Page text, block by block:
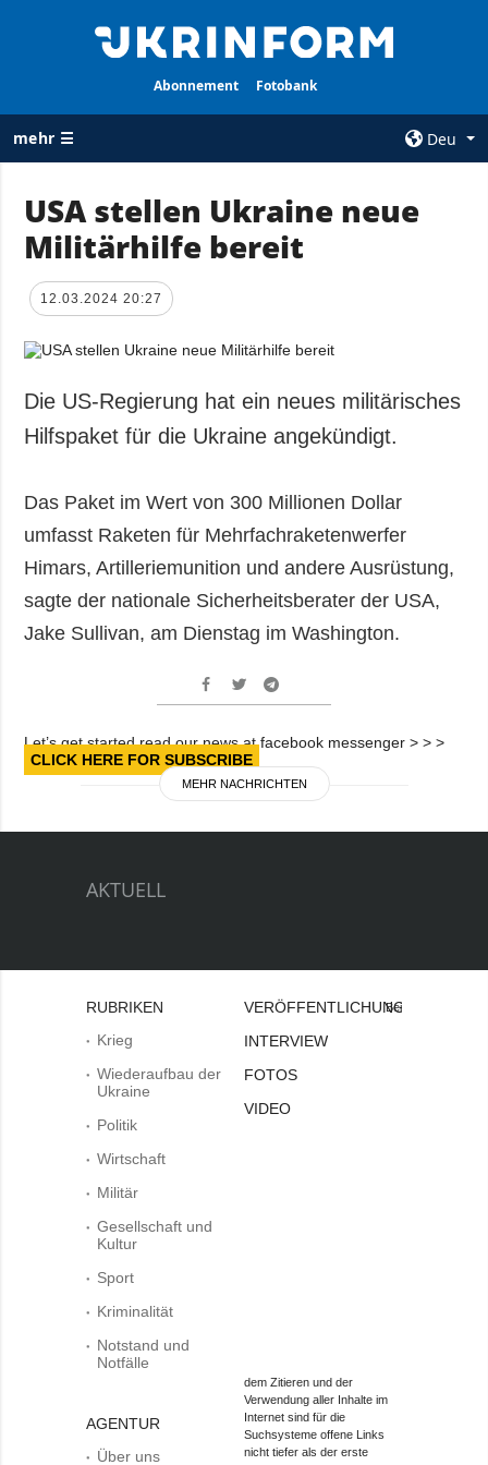
Abonnement Fotobank
mehr ☰
Deu
ALLE
Krieg
der Ukraine
Politik
Wirtschaft
Gesellschaft und
Kultur
Sport
Kriminalität
Notstand und
AGENTUR
services
Vertraulichkeit
und zum Schutz
personenbezogener
ZUSÄTZLICH
Interview
Video
LEISTUNGEN
Fotobank
USA stellen Ukraine neue
Militärhilfe bereit
12.03.2024 20:27
Die US-Regierung hat ein neues militärisches
Hilfspaket für die Ukraine angekündigt.
Das Paket im Wert von 300 Millionen Dollar
umfasst Raketen für Mehrfachraketenwerfer
Himars, Artilleriemunition und andere Ausrüstung,
sagte der nationale Sicherheitsberater der USA,
Jake Sullivan, am Dienstag im Washington.
Let’s get started read our news at facebook messenger > > >
CLICK HERE FOR SUBSCRIBE
MEHR NACHRICHTEN
AKTUELL
RUBRIKEN
Krieg
Wiederaufbau der
Ukraine
Politik
Wirtschaft
Militär
Gesellschaft und
Kultur
Sport
Kriminalität
Notstand und
Notfälle
AGENTUR
Über uns
VERÖFFENTLICHUNGEN
INTERVIEW
FOTOS
VIDEO
Bei
dem Zitieren und der
Verwendung aller Inhalte im
Internet sind für die
Suchsysteme offene Links
nicht tiefer als der erste